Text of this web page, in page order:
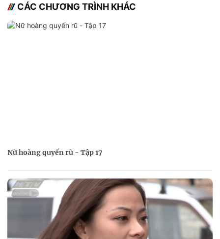
CÁC CHƯƠNG TRÌNH KHÁC
Nữ hoàng quyến rũ - Tập 17